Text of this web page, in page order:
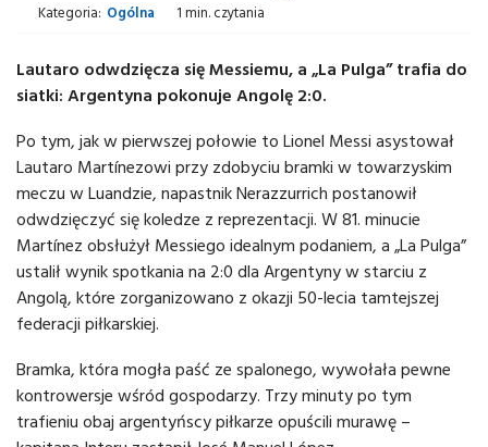
Kategoria: Ogólna 1 min. czytania
Lautaro odwdzięcza się Messiemu, a „La Pulga” trafia do
siatki: Argentyna pokonuje Angolę 2:0.
Po tym, jak w pierwszej połowie to Lionel Messi asystował
Lautaro Martínezowi przy zdobyciu bramki w towarzyskim
meczu w Luandzie, napastnik Nerazzurrich postanowił
odwdzięczyć się koledze z reprezentacji. W 81. minucie
Martínez obsłużył Messiego idealnym podaniem, a „La Pulga”
ustalił wynik spotkania na 2:0 dla Argentyny w starciu z
Angolą, które zorganizowano z okazji 50-lecia tamtejszej
federacji piłkarskiej.
Bramka, która mogła paść ze spalonego, wywołała pewne
kontrowersje wśród gospodarzy. Trzy minuty po tym
trafieniu obaj argentyńscy piłkarze opuścili murawę –